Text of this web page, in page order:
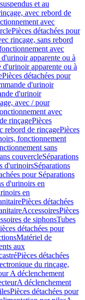
et au
avec rebord de
avec
Pièces détachées pour
rinçage, sans rebord
avec
apparente ou à
d'urinoir apparente ou à
Pièces détachées pour
d'urinoir
d'urinoir
avec / pour
avec
rinçagePièces
rebord de rinçagePièces
fonctionnement
sans
couvercleSéparations
d'urinoirsSéparations
pour Séparations
d'urinoirs en
en
Pièces détachées
AccessoiresPièces
de siphonsTubes
détachées pour
Matériel de
aux
Pièces détachées
du rinçage,
A déclenchement
A déclenchement
Pièces détachées pour